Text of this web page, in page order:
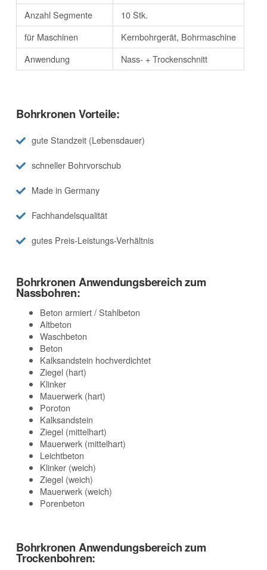
Anzahl Segmente
10 Stk.
für Maschinen
Kernbohrgerät, Bohrmaschine
Anwendung
Nass- + Trockenschnitt
Bohrkronen Vorteile:
gute Standzeit (Lebensdauer)
schneller Bohrvorschub
Made in Germany
Fachhandelsqualität
gutes Preis-Leistungs-Verhältnis
Bohrkronen Anwendungsbereich zum
Nassbohren:
Beton armiert / Stahlbeton
Altbeton
Waschbeton
Beton
Kalksandstein hochverdichtet
Ziegel (hart)
Klinker
Mauerwerk (hart)
Poroton
Kalksandstein
Ziegel (mittelhart)
Mauerwerk (mittelhart)
Leichtbeton
Klinker (weich)
Ziegel (weich)
Mauerwerk (weich)
Porenbeton
Bohrkronen Anwendungsbereich zum
Trockenbohren: